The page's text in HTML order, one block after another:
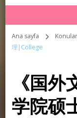
Ana sayfa Konular
理|College
《国
学院硕